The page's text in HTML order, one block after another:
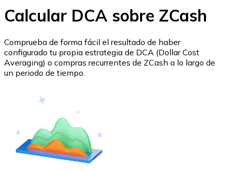
Bitcoin
BTC
Calcular DCA sobre ZCash
Comprueba de forma fácil el resultado de haber
configurado tu propia estrategia de DCA (Dollar Cost
Averaging) o compras recurrentes de ZCash a lo largo de
un periodo de tiempo.